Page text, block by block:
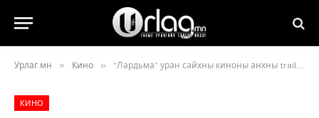
Урлаг.мн » Кино » “Лардьма” уран сайхны киноны анхны trailer гарлаа
КИНО